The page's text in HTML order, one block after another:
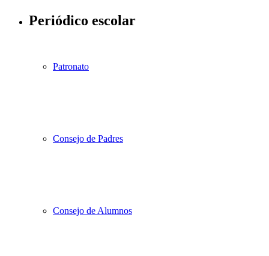
Patronato
Consejo de Padres
Consejo de Alumnos
Periódico escolar